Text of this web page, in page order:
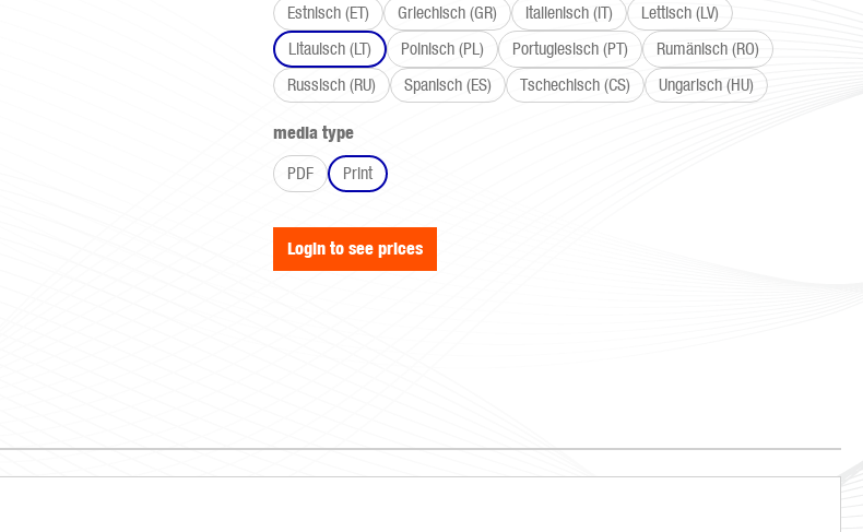
Estnisch (ET)
Griechisch (GR) Italienisch (IT)
Lettisch (LV)
Litauisch (LT)
Polnisch (PL) Portugiesisch (PT)
Rumänisch (RO)
Russisch (RU)
Spanisch (ES) Tschechisch (CS) Ungarisch (HU)
Select
media type
PDF
Print
Login to see prices